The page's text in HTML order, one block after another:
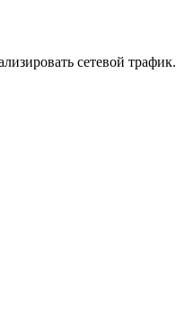
сетевой трафик.